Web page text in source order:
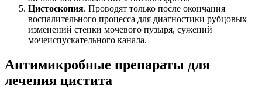
Цистоскопия. Проводят только после окончания
воспалительного процесса для диагностики рубцовых
изменений стенки мочевого пузыря, сужений
мочеиспускательного канала.
Антимикробные препараты для
лечения цистита